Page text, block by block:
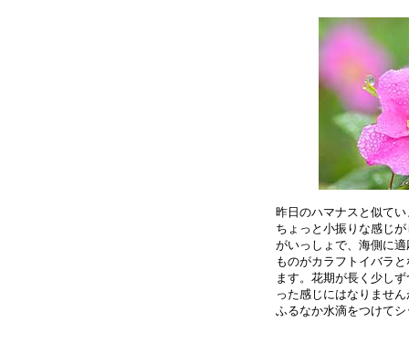
昨日のハマナスと似て
ちょっと小振りな感じ
がいっしょで、海側に
ものがカラフトイバラ
ます。花期が長く少し
った感じにはなりませ